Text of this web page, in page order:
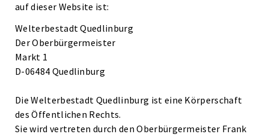
auf dieser Website ist:
Welterbestadt Quedlinburg
Der Oberbürgermeister
Markt 1
D-06484 Quedlinburg
Die Welterbestadt Quedlinburg ist eine Körperschaft
des Öffentlichen Rechts.
Sie wird vertreten durch den Oberbürgermeister Frank